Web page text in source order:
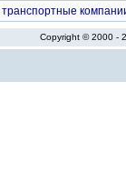
транспортные
Copyright © 2000 -